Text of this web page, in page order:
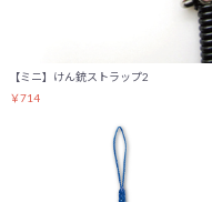
【ミニ】けん銃ストラップ2
￥714